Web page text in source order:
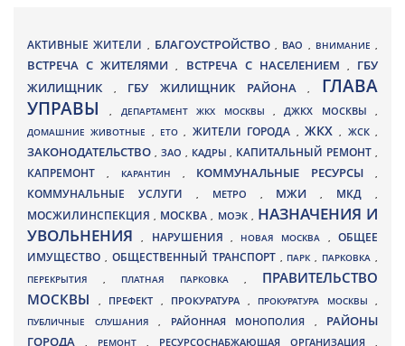
АКТИВНЫЕ ЖИТЕЛИ , БЛАГОУСТРОЙСТВО , ВАО , ВНИМАНИЕ ,
ВСТРЕЧА С ЖИТЕЛЯМИ, ВСТРЕЧА С НАСЕЛЕНИЕМ , ГБУ
ЖИЛИЩНИК
, ГБУ ЖИЛИЩНИК РАЙОНА, ГЛАВА
УПРАВЫ, ДЕПАРТАМЕНТ ЖКХ МОСКВЫ ,ДЖКХ МОСКВЫ ,
ДОМАШНИЕ ЖИВОТНЫЕ , ЕТО, ЖИТЕЛИ ГОРОДА , ЖКХ, ЖСК,
ЗАКОНОДАТЕЛЬСТВО , ЗАО , КАДРЫ, КАПИТАЛЬНЫЙ РЕМОНТ ,
КАПРЕМОНТ , КАРАНТИН , КОММУНАЛЬНЫЕ РЕСУРСЫ,
КОММУНАЛЬНЫЕ УСЛУГИ , МЕТРО , МЖИ, МКД ,
МОСЖИЛИНСПЕКЦИЯ, МОСКВА , МОЭК , НАЗНАЧЕНИЯ И
УВОЛЬНЕНИЯ, НАРУШЕНИЯ , НОВАЯ МОСКВА ,ОБЩЕЕ
ИМУЩЕСТВО , ОБЩЕСТВЕННЫЙ ТРАНСПОРТ , ПАРК, ПАРКОВКА ,
ПЕРЕКРЫТИЯ , ПЛАТНАЯ ПАРКОВКА , ПРАВИТЕЛЬСТВО
МОСКВЫ
, ПРЕФЕКТ , ПРОКУРАТУРА , ПРОКУРАТУРА МОСКВЫ ,
ПУБЛИЧНЫЕ СЛУШАНИЯ , РАЙОННАЯ МОНОПОЛИЯ , РАЙОНЫ
ГОРОДА
, РЕМОНТ , РЕСУРСОСНАБЖАЮЩАЯ ОРГАНИЗАЦИЯ ,